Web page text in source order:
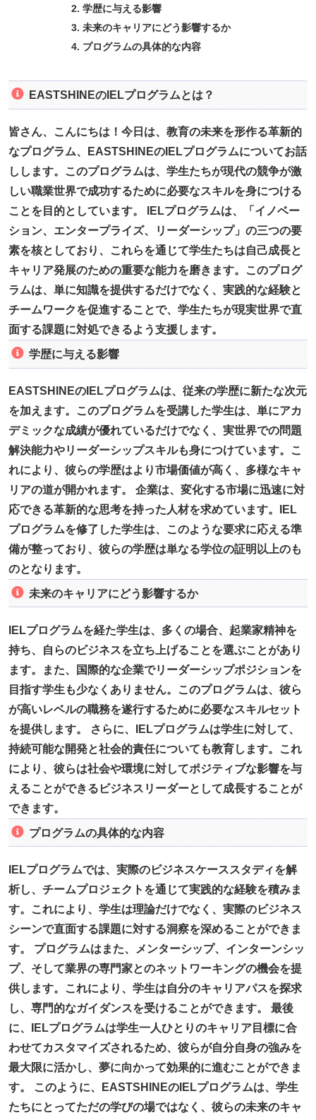
学歴に与える影響
未来のキャリアにどう影響するか
プログラムの具体的な内容
EASTSHINEのIELプログラムとは？
皆さん、こんにちは！今日は、教育の未来を形作る革新的
なプログラム、EASTSHINEのIELプログラムについてお話
しします。このプログラムは、学生たちが現代の競争が激
しい職業世界で成功するために必要なスキルを身につける
ことを目的としています。 IELプログラムは、「イノベー
ション、エンタープライズ、リーダーシップ」の三つの要
素を核としており、これらを通じて学生たちは自己成長と
キャリア発展のための重要な能力を磨きます。このプログ
ラムは、単に知識を提供するだけでなく、実践的な経験と
チームワークを促進することで、学生たちが現実世界で直
面する課題に対処できるよう支援します。
学歴に与える影響
EASTSHINEのIELプログラムは、従来の学歴に新たな次元
を加えます。このプログラムを受講した学生は、単にアカ
デミックな成績が優れているだけでなく、実世界での問題
解決能力やリーダーシップスキルも身につけています。こ
れにより、彼らの学歴はより市場価値が高く、多様なキャ
リアの道が開かれます。 企業は、変化する市場に迅速に対
応できる革新的な思考を持った人材を求めています。IEL
プログラムを修了した学生は、このような要求に応える準
備が整っており、彼らの学歴は単なる学位の証明以上のも
のとなります。
未来のキャリアにどう影響するか
IELプログラムを経た学生は、多くの場合、起業家精神を
持ち、自らのビジネスを立ち上げることを選ぶことがあり
ます。また、国際的な企業でリーダーシップポジションを
目指す学生も少なくありません。このプログラムは、彼ら
が高いレベルの職務を遂行するために必要なスキルセット
を提供します。 さらに、IELプログラムは学生に対して、
持続可能な開発と社会的責任についても教育します。これ
により、彼らは社会や環境に対してポジティブな影響を与
えることができるビジネスリーダーとして成長することが
できます。
プログラムの具体的な内容
IELプログラムでは、実際のビジネスケーススタディを解
析し、チームプロジェクトを通じて実践的な経験を積みま
す。これにより、学生は理論だけでなく、実際のビジネス
シーンで直面する課題に対する洞察を深めることができま
す。 プログラムはまた、メンターシップ、インターンシッ
プ、そして業界の専門家とのネットワーキングの機会を提
供します。これにより、学生は自分のキャリアパスを探求
し、専門的なガイダンスを受けることができます。 最後
に、IELプログラムは学生一人ひとりのキャリア目標に合
わせてカスタマイズされるため、彼らが自分自身の強みを
最大限に活かし、夢に向かって効果的に進むことができま
す。 このように、EASTSHINEのIELプログラムは、学生
たちにとってただの学びの場ではなく、彼らの未来のキャ